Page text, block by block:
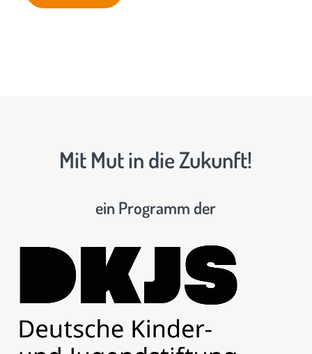
Mit Mut in die Zukunft!
ein Programm der